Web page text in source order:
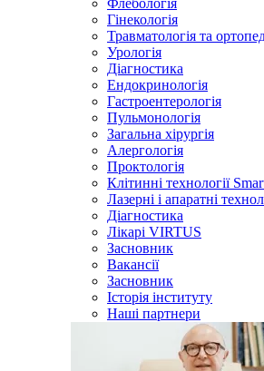
Флебологія
Гінекологія
Травматологія та
Урологія
Діагностика
Ендокринологія
Гастроентерологія
Пульмонологія
Загальна хірургія
Алергологія
Проктологія
Клітинні технології
Лазерні і апаратні
Діагностика
Лікарі VIRTUS
Засновник
Вакансії
Засновник
Історія інституту
Наші партнери